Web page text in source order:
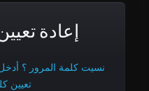
إعادة
نسيت كلمة المرور ؟ أدخل
تعيين